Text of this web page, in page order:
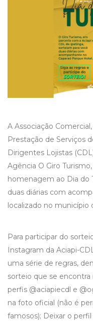
A Associação
Prestação de Serviços
Dirigentes Lojistas
Agência O Giro
homenagem ao Dia do
duas diárias com
localizado no município
Para participar do
Instagram da Aciapi-
uma série de regras,
sorteio que se encontra
perfis @aciapiecdl e
na foto oficial (não é
famosos); Deixar o